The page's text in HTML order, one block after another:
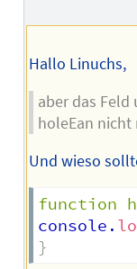
Hallo Linuchs,
aber das
holeEan nicht
Und wieso
function
console.
}